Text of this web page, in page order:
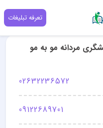
تعرفه تبلیغات
مردانه مو به مو
02632236572
09122689701